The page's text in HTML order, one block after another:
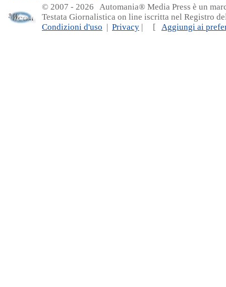
© 2007 - 2026 Automania® Media Press è un
Testata Giornalistica on line iscritta nel Registro
Condizioni d'uso | Privacy | [ Aggiungi ai